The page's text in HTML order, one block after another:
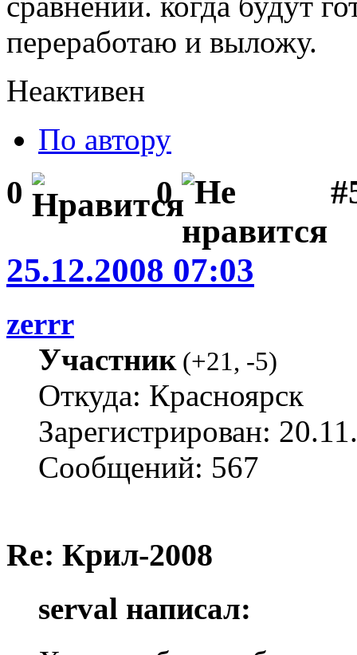
переработаю и выложу.
Неактивен
По автору
0 0
25.12.2008 07:03
zerrr
Участник(+21, -5)
Откуда: Красноярск
Зарегистрирован:
Сообщений: 567
Re: Крил-2008
serval написал: